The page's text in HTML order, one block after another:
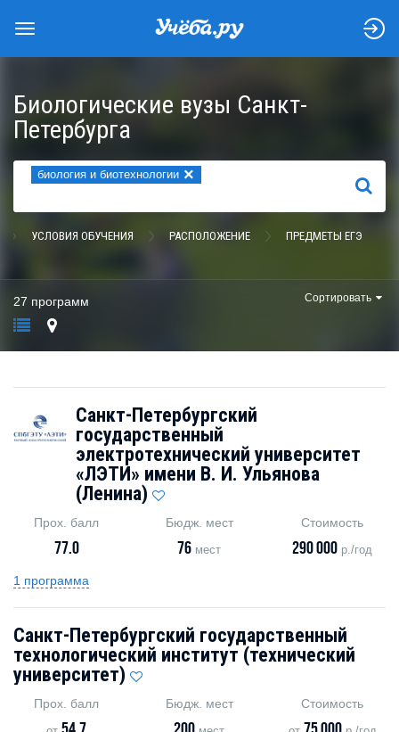
Биологические вузы Санкт-
Петербурга
биология и биотехнологии ×
НАЙТИ
УСЛОВИЯ ОБУЧЕНИЯ РАСПОЛОЖЕНИЕ ПРЕДМЕТЫ ЕГЭ
27 программ Сортировать
Санкт-Петербургский
государственный
электротехнический университет
«ЛЭТИ» имени В. И. Ульянова
(Ленина)
Прох. балл
77.0
Бюдж. мест
76 мест
Стоимость
290 000 р./год
1 программа
Санкт-Петербургский государственный
технологический институт (технический
университет)
Прох. балл Бюдж. мест Стоимость